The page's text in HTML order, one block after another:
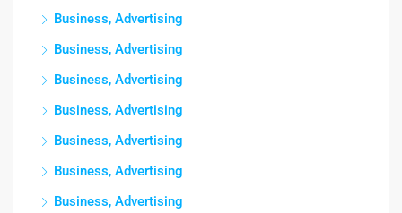
Business, Advertising
Business, Advertising
Business, Advertising
Business, Advertising
Business, Advertising
Business, Advertising
Business, Advertising